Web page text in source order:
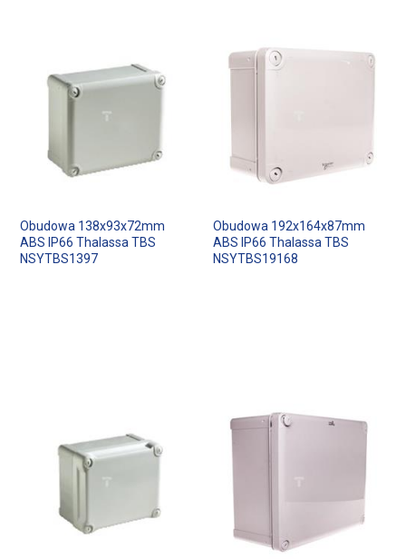
Obudowa 138x93x72mm
ABS IP66 Thalassa TBS
NSYTBS1397
Obudowa 192x164x87mm
ABS IP66 Thalassa TBS
NSYTBS19168